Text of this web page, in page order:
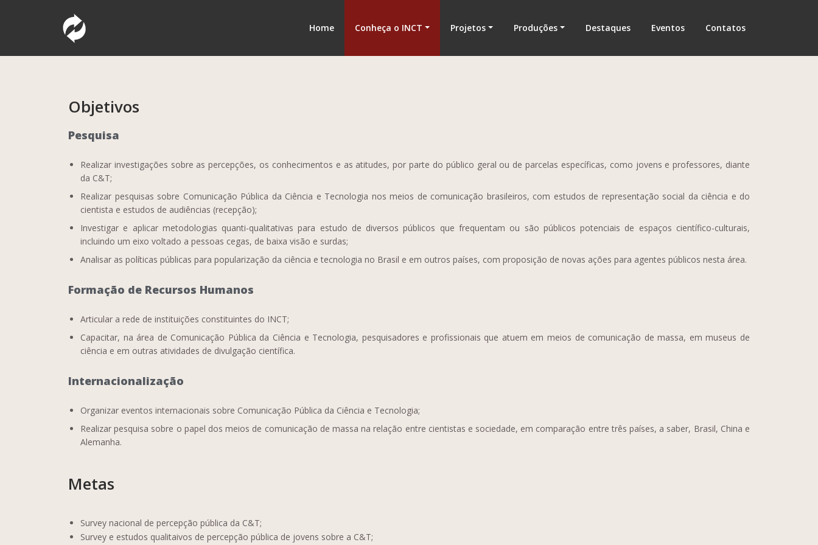
Home Conheça o INCT Projetos Produções Destaques Eventos Contatos
Objetivos
Pesquisa
Realizar investigações sobre as percepções, os conhecimentos e as atitudes, por parte do público geral ou de parcelas específicas, como jovens e professores, diante
da C&T;
Realizar pesquisas sobre Comunicação Pública da Ciência e Tecnologia nos meios de comunicação brasileiros, com estudos de representação social da ciência e do
cientista e estudos de audiências (recepção);
Investigar e aplicar metodologias quanti-qualitativas para estudo de diversos públicos que frequentam ou são públicos potenciais de espaços científico-culturais,
incluindo um eixo voltado a pessoas cegas, de baixa visão e surdas;
Analisar as políticas públicas para popularização da ciência e tecnologia no Brasil e em outros países, com proposição de novas ações para agentes públicos nesta área.
Formação de Recursos Humanos
Articular a rede de instituições constituintes do INCT;
Capacitar, na área de Comunicação Pública da Ciência e Tecnologia, pesquisadores e profissionais que atuem em meios de comunicação de massa, em museus de
ciência e em outras atividades de divulgação científica.
Internacionalização
Organizar eventos internacionais sobre Comunicação Pública da Ciência e Tecnologia;
Realizar pesquisa sobre o papel dos meios de comunicação de massa na relação entre cientistas e sociedade, em comparação entre três países, a saber, Brasil, China e
Alemanha.
Metas
Survey nacional de percepção pública da C&T;
Survey e estudos qualitaivos de percepção pública de jovens sobre a C&T;